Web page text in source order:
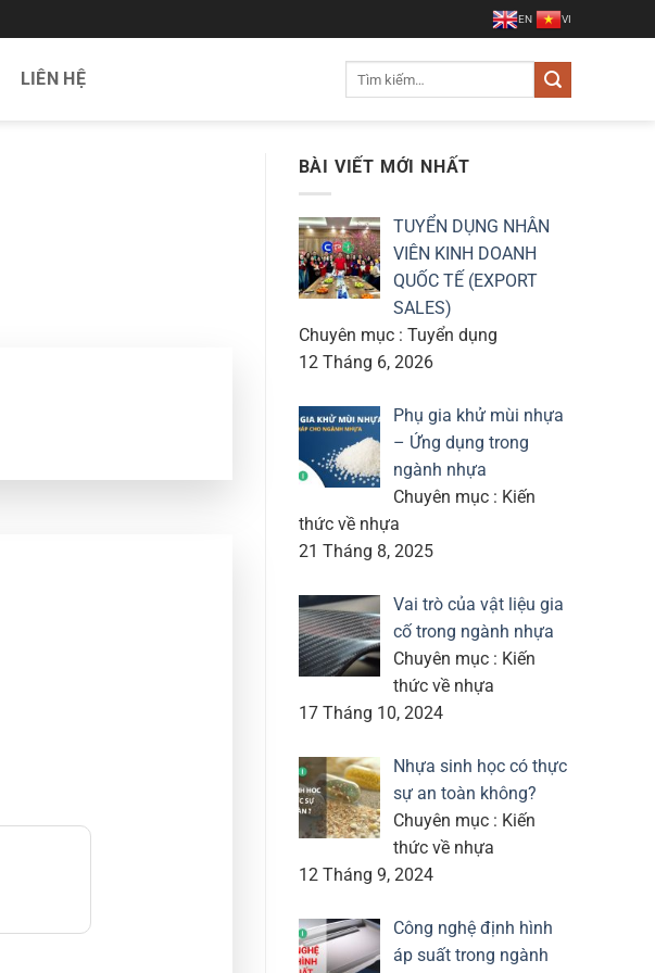
EN VI
LIÊN HỆ
BÀI VIẾT MỚI NHẤT
TUYỂN DỤNG NHÂN
VIÊN KINH DOANH
QUỐC TẾ (EXPORT
SALES)
Chuyên mục : Tuyển dụng
12 Tháng 6, 2026
Phụ gia khử mùi nhựa
– Ứng dụng trong
ngành nhựa
Chuyên mục : Kiến
thức về nhựa
21 Tháng 8, 2025
Vai trò của vật liệu gia
cố trong ngành nhựa
Chuyên mục : Kiến
thức về nhựa
17 Tháng 10, 2024
Nhựa sinh học có thực
sự an toàn không?
Chuyên mục : Kiến
thức về nhựa
12 Tháng 9, 2024
Công nghệ định hình
áp suất trong ngành